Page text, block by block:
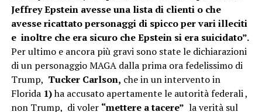
Jeffrey Epstein avesse una lista di clienti o che
avesse ricattato personaggi di spicco per vari illeciti
e inoltre che era sicuro che Epstein si era suicidato”.
Per ultimo e ancora più gravi sono state le dichiarazioni
di un personaggio MAGA dalla prima ora fedelissimo di
Trump, Tucker Carlson, che in un intervento in
Florida 1)ha accusato apertamente le autorità federali ,
non Trump, di voler “mettere a tacere” la verità sul